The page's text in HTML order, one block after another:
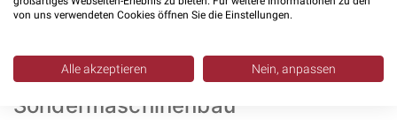
Konstruktion mit Inventor &
SolidWorks – umfassende
Kompetenz im
Sondermaschinenbau
von uns verwendeten Cookies öffnen Sie die Einstellungen.
Alle akzeptieren Nein, anpassen